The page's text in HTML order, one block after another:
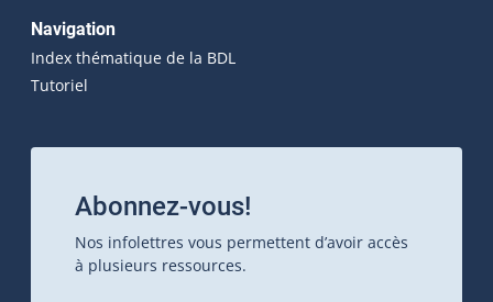
Navigation
Index thématique de la BDL
Tutoriel
Abonnez-vous!
Nos infolettres vous permettent d’avoir accès
à plusieurs ressources.